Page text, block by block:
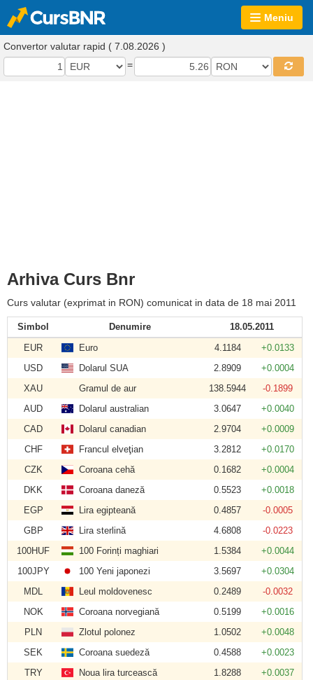
Meniu
Convertor valutar rapid ( 7.08.2026 )
=
Arhiva Curs Bnr
Curs valutar (exprimat in RON) comunicat in data de 18 mai 2011
Simbol Denumire
18.05.2011
EUR
Euro 4.1184
+0.0133
USD
Dolarul SUA 2.8909
+0.0004
XAU
Gramul de aur 138.5944
-0.1899
AUD
Dolarul australian 3.0647
+0.0040
CAD
Dolarul canadian 2.9704
+0.0009
CHF
Francul elveţian 3.2812
+0.0170
CZK
Coroana cehă 0.1682
+0.0004
DKK
Coroana daneză 0.5523
+0.0018
EGP
Lira egipteană 0.4857
-0.0005
GBP
Lira sterlină 4.6808
-0.0223
100HUF
100 Forinți maghiari 1.5384
+0.0044
100JPY
100 Yeni japonezi 3.5697
+0.0304
MDL
Leul moldovenesc 0.2489
-0.0032
NOK
Coroana norvegiană 0.5199
+0.0016
PLN
Zlotul polonez 1.0502
+0.0048
SEK
Coroana suedeză 0.4588
+0.0023
TRY
Noua lira turcească 1.8288
+0.0037